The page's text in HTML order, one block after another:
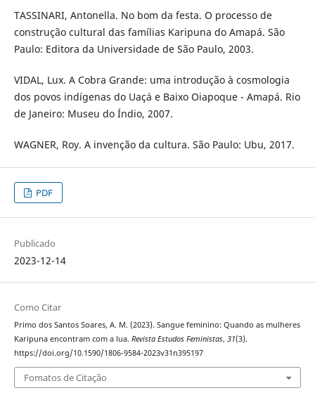
TASSINARI, Antonella. No bom da festa. O processo de
construção cultural das famílias Karipuna do Amapá. São
Paulo: Editora da Universidade de São Paulo, 2003.
VIDAL, Lux. A Cobra Grande: uma introdução à cosmologia
dos povos indígenas do Uaçá e Baixo Oiapoque - Amapá. Rio
de Janeiro: Museu do Índio, 2007.
WAGNER, Roy. A invenção da cultura. São Paulo: Ubu, 2017.
PDF
Publicado
2023-12-14
Como Citar
Primo dos Santos Soares, A. M. (2023). Sangue feminino: Quando as mulheres
Karipuna encontram com a lua. Revista Estudos Feministas, 31(3).
https://doi.org/10.1590/1806-9584-2023v31n395197
Fomatos de Citação